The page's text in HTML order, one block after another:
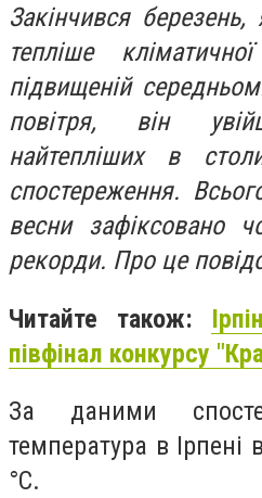
Закінчився
тепліше
підвищеній
повітря, він
найтепліших в
спостереження.
весни зафіксовано
рекорди. Про це
Читайте також:
півфінал конкурсу
За даними
температура в Ірпені
°С.